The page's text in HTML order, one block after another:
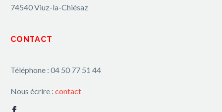
74540 Viuz-la-Chiésaz
CONTACT
Téléphone : 04 50 77 51 44
Nous écrire : contact